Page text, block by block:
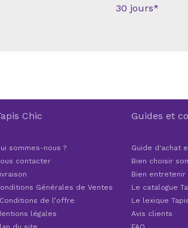
30 jours*
Chic
sommes-nous ?
contacter
Générales de Ventes
de l’offre
légales
Guides et
Guide d'achat
Bien choisir
Bien entretenir
Le catalogue
Le lexique
Avis clients